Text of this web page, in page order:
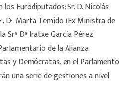
Eurodiputados: Sr. D. Nicolás
Dª Marta Temido (Ex Ministra de
Srª Dª Iratxe García Pérez.
de la Alianza
y Demócratas, en el Parlamento
una serie de gestiones a nivel